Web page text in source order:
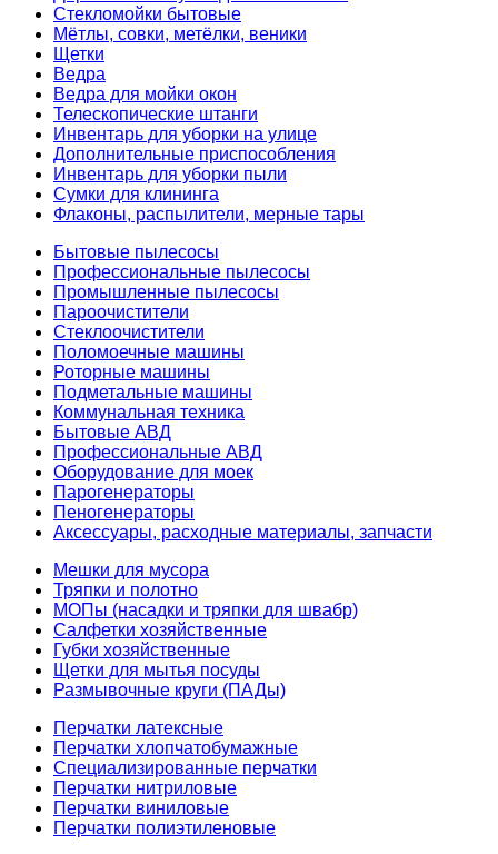
Стекломойки бытовые
Мётлы, совки, метёлки, веники
Щетки
Ведра
Ведра для мойки окон
Телескопические штанги
Инвентарь для уборки на улице
Дополнительные приспособления
Инвентарь для уборки пыли
Сумки для клининга
Флаконы, распылители, мерные тары
Бытовые пылесосы
Профессиональные пылесосы
Промышленные пылесосы
Пароочистители
Стеклоочистители
Поломоечные машины
Роторные машины
Подметальные машины
Коммунальная техника
Бытовые АВД
Профессиональные АВД
Оборудование для моек
Парогенераторы
Пеногенераторы
Аксессуары, расходные материалы, запчасти
Мешки для мусора
Тряпки и полотно
МОПы (насадки и тряпки для швабр)
Салфетки хозяйственные
Губки хозяйственные
Щетки для мытья посуды
Размывочные круги (ПАДы)
Перчатки латексные
Перчатки хлопчатобумажные
Специализированные перчатки
Перчатки нитриловые
Перчатки виниловые
Перчатки полиэтиленовые